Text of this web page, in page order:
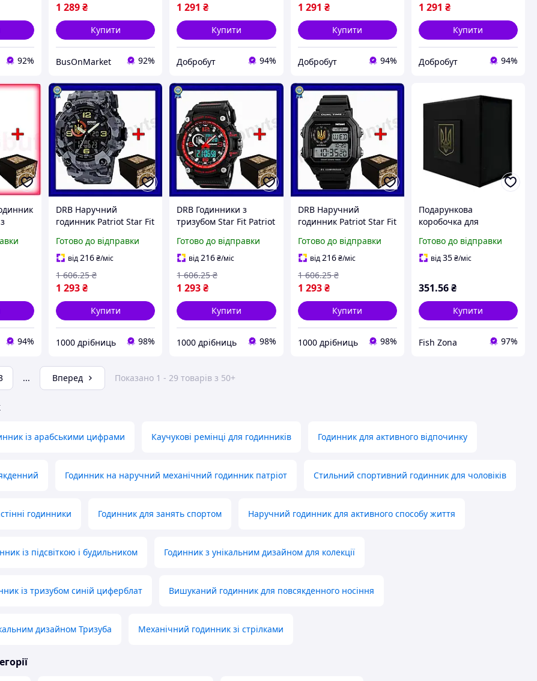
92%
1 289₴
Купити
BusOnMarket 92%
1 291 ₴
Купити
Добробут 94%
1 291 ₴
Купити
Добробут 94%
1 291 ₴
Купити
Добробут 94%
94%
DRB Наручний
годинник Patriot Star Fit
камуфляж спортивний
для чоловіків
кварцовий з DRB_Q7
Готово до відправки
від216₴/міс
1 293₴
1 606.25 ₴
Купити
1000 дрібниць 98%
DRB Годинники з
тризубом Star Fit Patriot
чоловіків спортивні
електронні водонепро
DRB_Q7
Готово до відправки
від216₴/міс
1 293₴
1 606.25 ₴
Купити
1000 дрібниць 98%
DRB Наручний
годинник Patriot Star Fit
електронний для
чоловіків і жінок
будильник к DRB_Q7
Готово до відправки
від216 ₴/міс
1 293 ₴
1 606.25 ₴
Купити
1000 дрібниць 98%
Подарункова
коробочка для
чорна з тризубом
Готово до відправки
від35₴/міс
351.56₴
Купити
Fish Zona 97%
... Вперед Показано 1 - 29 товарів з 50+
із арабськими цифрами Каучукові ремінці для годинників Годинник для активного відпочинку
Годинник на наручний механічний годинник патріот Стильний спортивний годинник для чоловіків
годинники Годинник для занять спортом Наручний годинник для активного способу життя
із підсвіткою і будильником Годинник з унікальним дизайном для колекції
із тризубом синій циферблат Вишуканий годинник для повсякденного носіння
дизайном Тризуба Механічний годинник зі стрілками